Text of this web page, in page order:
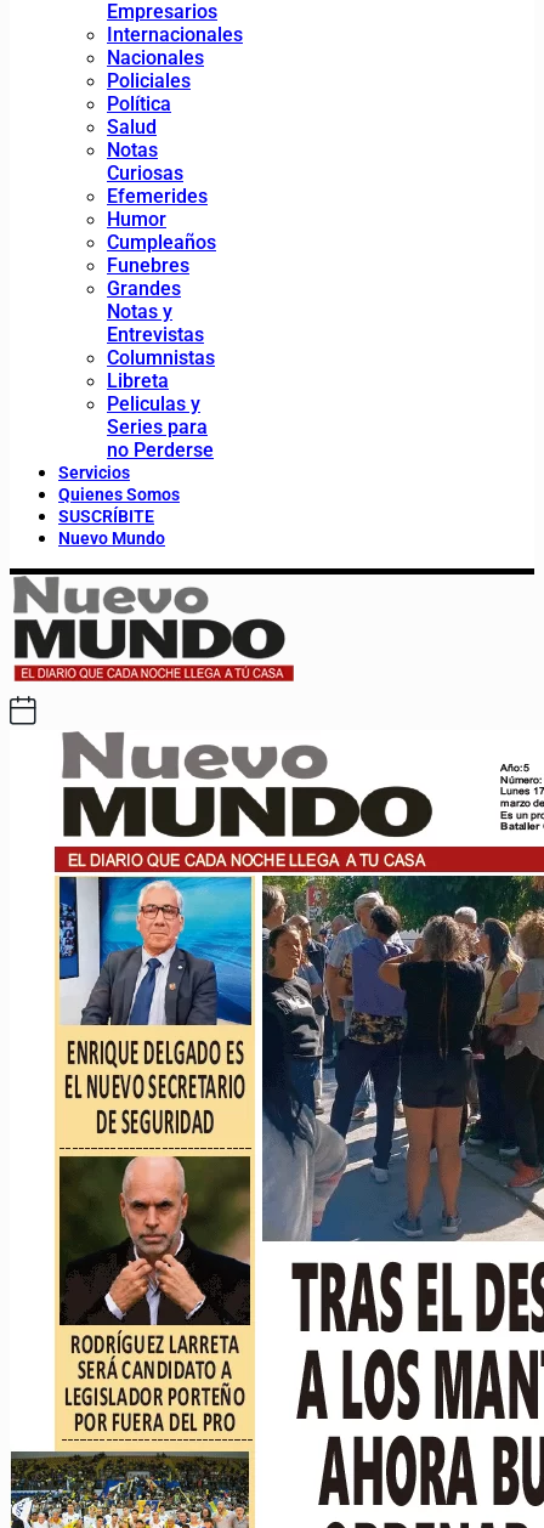
Empresarios
Internacionales
Nacionales
Policiales
Política
Salud
Notas
Curiosas
Efemerides
Humor
Cumpleaños
Funebres
Grandes
Notas y
Entrevistas
Columnistas
Libreta
Peliculas y
Series para
no Perderse
Servicios
Quienes Somos
SUSCRÍBITE
Nuevo Mundo